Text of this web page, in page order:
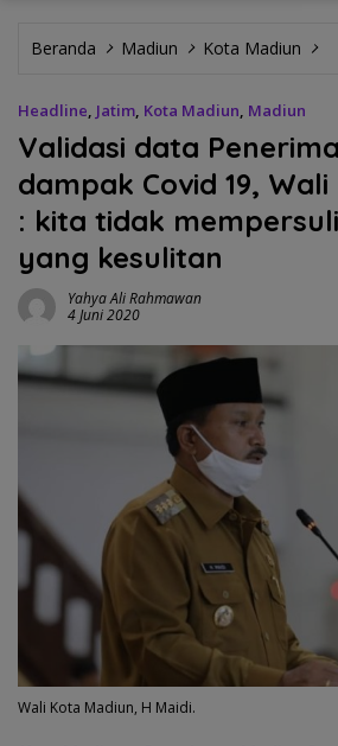
Beranda Madiun Kota Madiun
Headline, Jatim, Kota Madiun, Madiun
Validasi data Penerima
dampak Covid 19,
: kita tidak
yang kesulitan
Yahya Ali Rahmawan
4 Juni 2020
Wali Kota Madiun, H Maidi.